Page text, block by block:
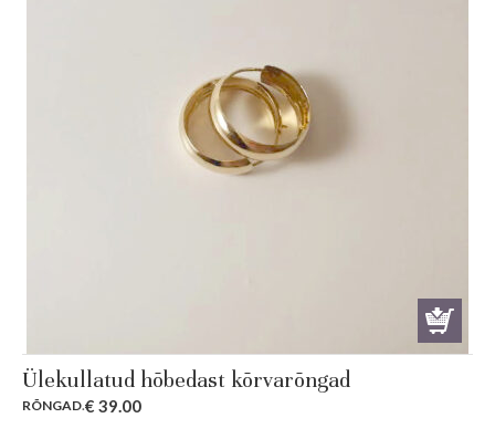
Ülekullatud hõbedast kõrvarõngad
RÕNGAD.€ 39.00